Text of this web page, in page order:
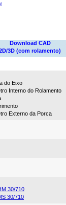
Download CAD
3D (com rolamento)
do Eixo
Interno do Rolamento
Externo da Porca
30/710
30/710